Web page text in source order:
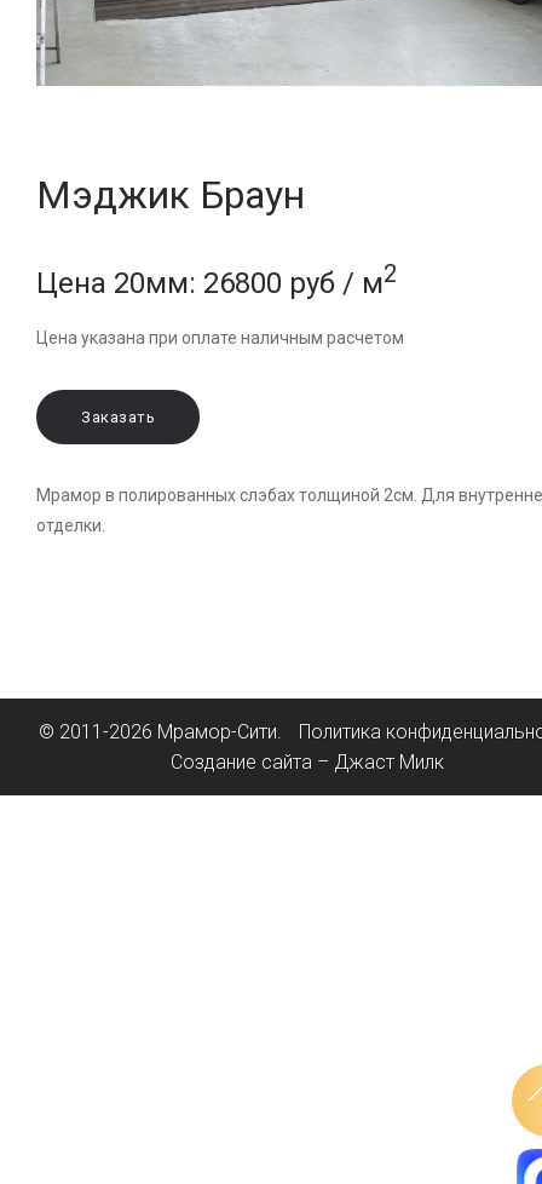
Мэджик Браун
Цена 20мм: 26800 руб / м2
Цена указана при оплате наличным расчетом
Заказать
Мрамор в полированных слэбах толщиной 2см. Для
отделки.
© 2011-2026 Мрамор-Сити.
Политика
Создание сайта – Джаст Милк